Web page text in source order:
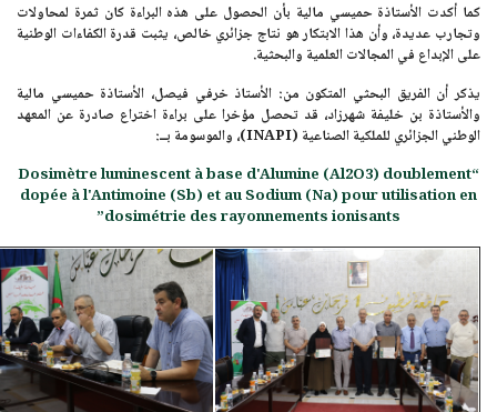
كما أكدت الأستاذة حميسي مالية بأن الحصول على هذه البراءة كان ثمرة لمحاولات
وتجارب عديدة، وأن هذا الابتكار هو نتاج جزائري خالص، يثبت قدرة الكفاءات الوطنية
على الإبداع في المجالات العلمية والبحثية.
يذكر أن الفريق البحثي المتكون من: الأستاذ خرفي فيصل، الأستاذة حميسي مالية
والأستاذة بن خليفة شهرزاد، قد تحصل مؤخرا على براءة اختراع صادرة عن المعهد
الوطني الجزائري للملكية الصناعية (INAPI)
، والموسومة بــ:
“Dosimètre luminescent à base d'Alumine (Al2O3) doublement
dopée à l'Antimoine (Sb) et au Sodium (Na) pour utilisation en
dosimétrie des rayonnements ionisants”